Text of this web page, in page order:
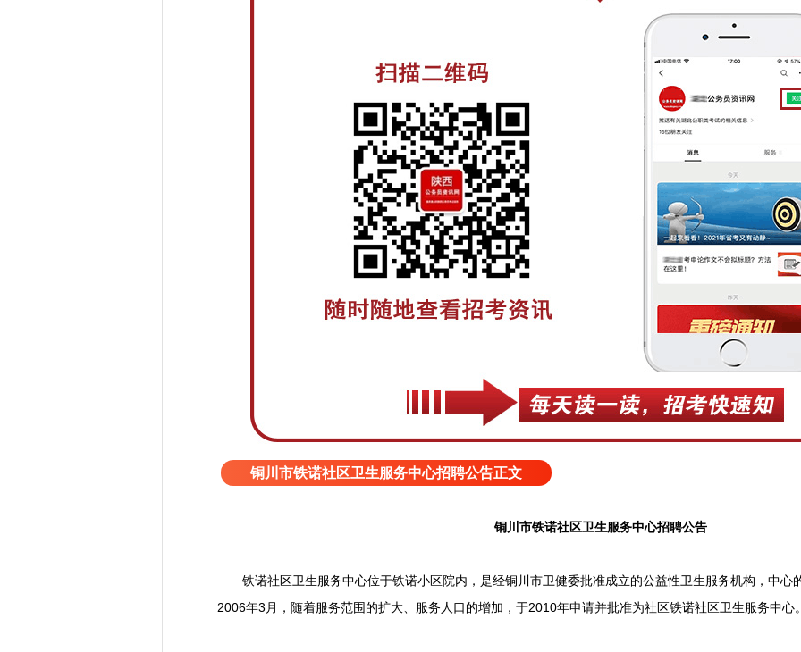
铜川市铁诺社区卫生服务中心招聘公告正文
铜川市铁诺社区卫生服务中心招聘公告
铁诺社区卫生服务中心位于铁诺小区院内，是经铜川市卫健委批准成立的公益性卫生服务机构，中心
2006年3月，随着服务范围的扩大、服务人口的增加，于2010年申请并批准为社区铁诺社区卫生服务中心